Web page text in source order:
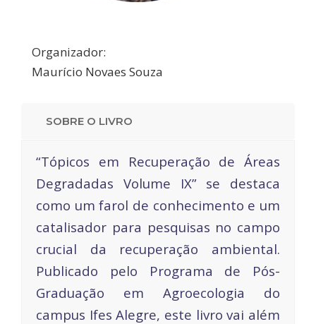
Organizador:
Maurício Novaes Souza
SOBRE O LIVRO
“Tópicos em Recuperação de Áreas
Degradadas Volume IX” se destaca
como um farol de conhecimento e um
catalisador para pesquisas no campo
crucial da recuperação ambiental.
Publicado pelo Programa de Pós-
Graduação em Agroecologia do
campus Ifes Alegre, este livro vai além